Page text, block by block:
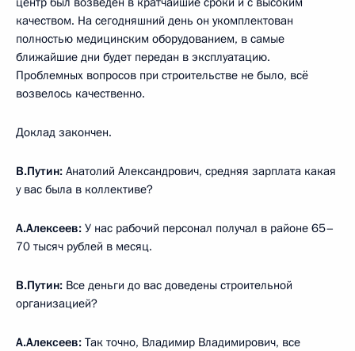
качеством. На сегодняшний день он укомплектован
полностью медицинским оборудованием, в самые
ближайшие дни будет передан в эксплуатацию.
Проблемных вопросов при строительстве не было, всё
возвелось качественно.
Доклад закончен.
В.Путин: Анатолий Александрович, средняя зарплата какая
у вас была в коллективе?
А.Алексеев: У нас рабочий персонал получал в районе 65–
70 тысяч рублей в месяц.
В.Путин: Все деньги до вас доведены строительной
организацией?
А.Алексеев: Так точно, Владимир Владимирович, все